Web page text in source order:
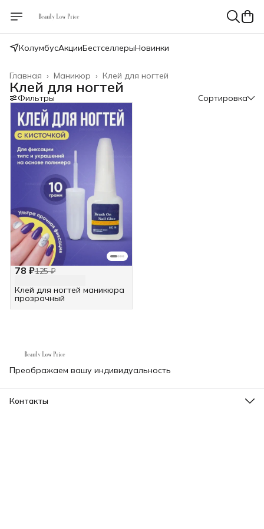
КолумбусАкцииБестселлерыНовинки
Клей для ногтей
Маникюр ›
Главная ›
Клей для ногтей
Фильтры Сортировка
78 ₽125 ₽
Клей для ногтей маникюра
прозрачный
Преображаем вашу индивидуальность
Контакты